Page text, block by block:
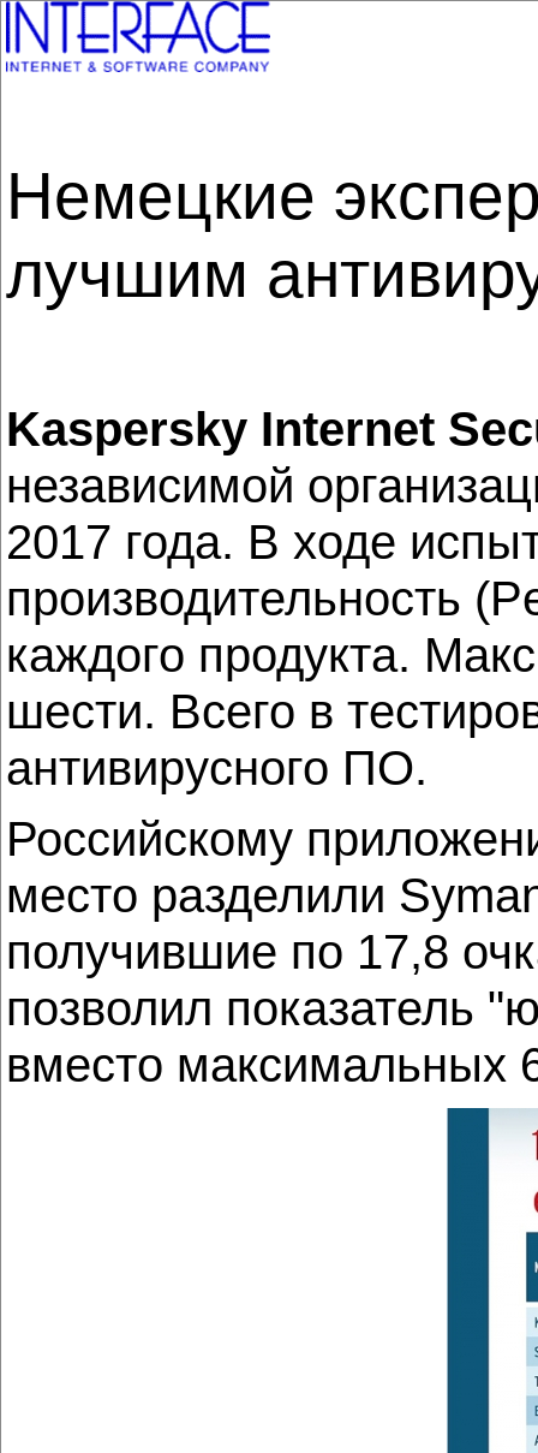
Немецкие
лучшим
Kaspersky Internet
независимой
2017 года. В ходе
производительность
каждого продукта.
шести. Всего в
антивирусного ПО.
Российскому
место разделили
получившие по 17,8
позволил показатель
вместо максимальных